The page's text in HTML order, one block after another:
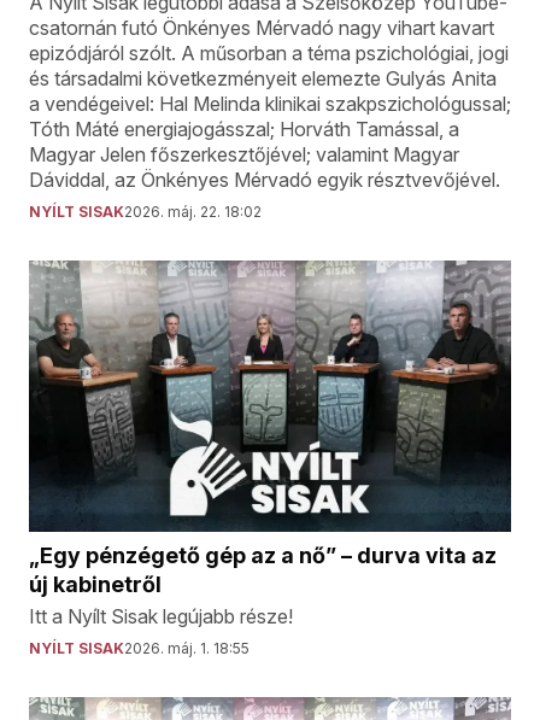
csatornán futó Önkényes Mérvadó nagy vihart kavart
epizódjáról szólt. A műsorban a téma pszichológiai, jogi
és társadalmi következményeit elemezte Gulyás Anita
a vendégeivel: Hal Melinda klinikai szakpszichológussal;
Tóth Máté energiajogásszal; Horváth Tamással, a
Magyar Jelen főszerkesztőjével; valamint Magyar
Dáviddal, az Önkényes Mérvadó egyik résztvevőjével.
NYÍLT SISAK2026. máj. 22. 18:02
„Egy pénzégető gép az a nő” – durva vita az
új kabinetről
Itt a Nyílt Sisak legújabb része!
NYÍLT SISAK2026. máj. 1. 18:55